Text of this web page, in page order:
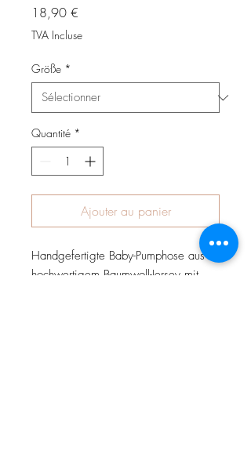
18,90 €
TVA Incluse
Größe *
Quantité *
Ajouter au panier
Handgefertigte Baby-Pumphose aus
hochwertigem Baumwoll-Jersey mit